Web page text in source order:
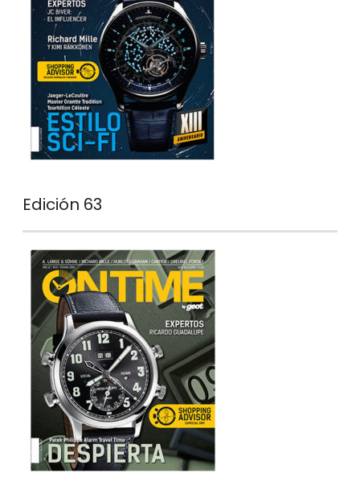
Edición 63